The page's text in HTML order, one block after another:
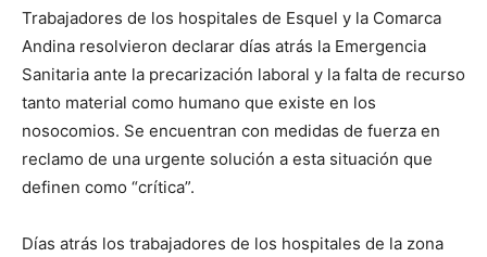
Trabajadores de los hospitales de Esquel y la Comarca
Andina resolvieron declarar días atrás la Emergencia
Sanitaria ante la precarización laboral y la falta de recurso
tanto material como humano que existe en los
nosocomios. Se encuentran con medidas de fuerza en
reclamo de una urgente solución a esta situación que
definen como “crítica”.
Días atrás los trabajadores de los hospitales de la zona